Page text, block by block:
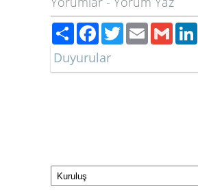
PaylaşFacebook
TwitterEmailGmail
Duyurular